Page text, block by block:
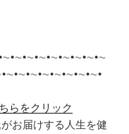
らをクリック
お届けする人生を健